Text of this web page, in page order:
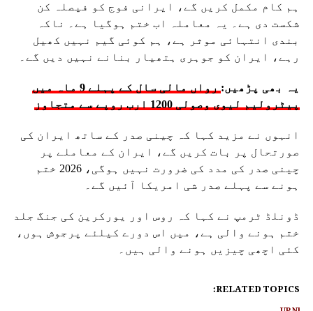
ہم کام مکمل کریں گے، ایرانی فوج کو فیصلہ کن
شکست دی ہے۔ یہ معاملہ اب ختم ہوگیا ہے۔ ناکہ
بندی انتہائی موثر ہے، ہم کوئی گیم نہیں کھیل
رہے، ایران کو جوہری ہتھیار بنانے نہیں دیں گے۔
یہ بھی پڑھیں:
رواں مالی سال کے پہلے 9 ماہ میں
پیٹرولیم لیوی وصولی 1200 ارب روپے سے متجاوز
انہوں نے مزید کہا کہ چینی صدر کے ساتھ ایران کی
صورتحال پر بات کریں گے، ایران کے معاملے پر
چینی صدر کی مدد کی ضرورت نہیں ہوگی، 2026 ختم
ہونے سے پہلے صدر شی امریکا آئیں گے۔
ڈونلڈ ٹرمپ نے کہا کہ روس اور یورکرین کی جنگ جلد
ختم ہونے والی ہے، میں اس دورے کیلئے پرجوش ہوں،
کئی اچھی چیزیں ہونے والی ہیں۔
RELATED TOPICS: